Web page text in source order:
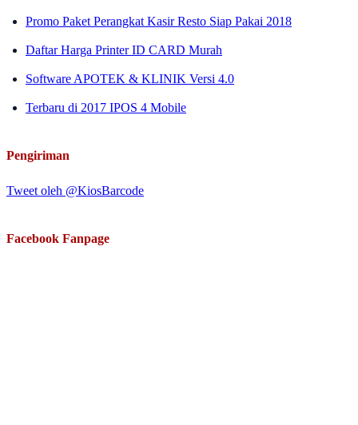
Promo Paket Perangkat Kasir Resto Siap Pakai 2018
Daftar Harga Printer ID CARD Murah
Software APOTEK & KLINIK Versi 4.0
Terbaru di 2017 IPOS 4 Mobile
Pengiriman
Tweet oleh @KiosBarcode
Facebook Fanpage